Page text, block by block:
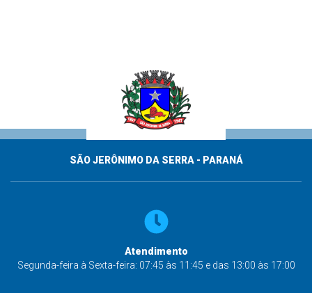
SÃO JERÔNIMO DA SERRA - PARANÁ
Atendimento
Segunda-feira à Sexta-feira: 07:45 às 11:45 e das 13:00 às 17:00